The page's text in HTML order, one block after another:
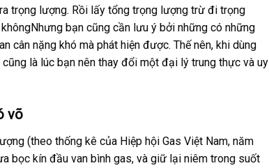
trọng lượng. Rồi lấy tổng trọng lượng trừ đi trọng
bạn cũng cần lưu ý bởi những có những
cân nặng khó mà phát hiện được. Thế nên, khi dùng
là lúc bạn nên thay đổi một đại lý trung thực và uy
võ
(theo thống kê của Hiệp hội Gas Việt Nam, năm
bọc kín đầu van bình gas, và giữ lại niêm trong suốt